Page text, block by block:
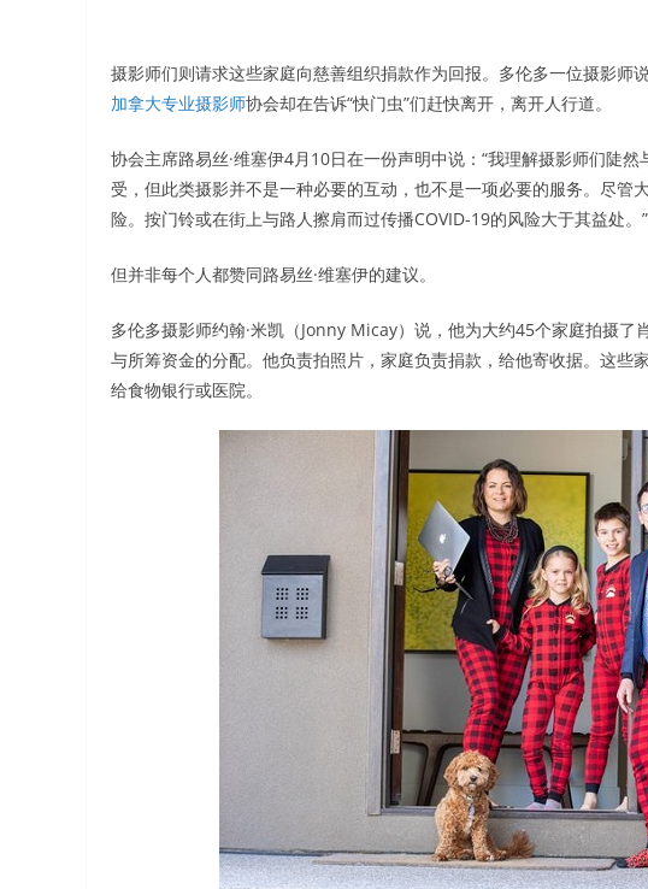
摄影师们则请求这些家庭向慈善组织捐款作为回报。多伦多一位摄影师
加拿大专业摄影师协会却在告诉“快门虫”们赶快离开，离开人行道。
协会主席路易丝·维塞伊4月10日在一份声明中说：“我理解摄影师们陡
受，但此类摄影并不是一种必要的互动，也不是一项必要的服务。尽管
险。按门铃或在街上与路人擦肩而过传播COVID-19的风险大于其益处。”
但并非每个人都赞同路易丝·维塞伊的建议。
多伦多摄影师约翰·米凯（Jonny Micay）说，他为大约45个家庭拍摄
与所筹资金的分配。他负责拍照片，家庭负责捐款，给他寄收据。这些
给食物银行或医院。